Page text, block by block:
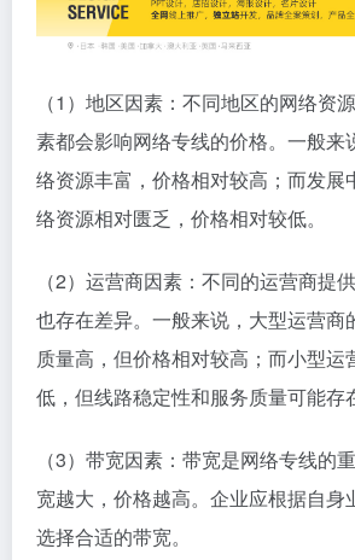
（1）地区因素：不同地区的网络资
素都会影响网络专线的价格。一般来
络资源丰富，价格相对较高；而发展
络资源相对匮乏，价格相对较低。
（2）运营商因素：不同的运营商提
也存在差异。一般来说，大型运营商
质量高，但价格相对较高；而小型运
低，但线路稳定性和服务质量可能存
（3）带宽因素：带宽是网络专线的
宽越大，价格越高。企业应根据自身
选择合适的带宽。